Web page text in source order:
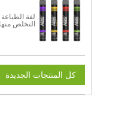
التخلص منها 800
كل المنتجات الجديدة